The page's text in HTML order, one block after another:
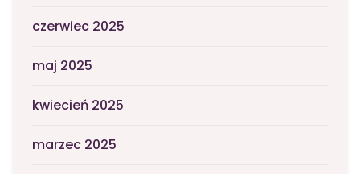
czerwiec 2025
maj 2025
kwiecień 2025
marzec 2025